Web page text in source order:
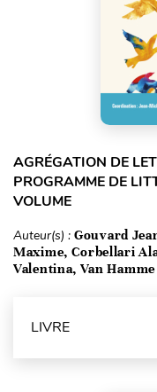
AGRÉGATION DE
PROGRAMME DE
VOLUME
Auteur(s) : Gouvard
Maxime, Corbellari
Valentina, Van
LIVRE